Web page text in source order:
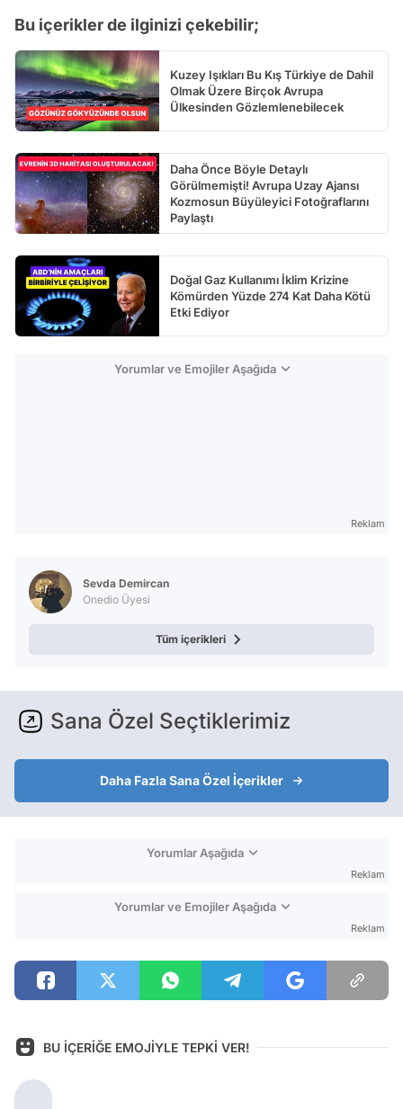
Bu içerikler de ilginizi çekebilir;
Kuzey Işıkları Bu Kış Türkiye de Dahil
Olmak Üzere Birçok Avrupa
Ülkesinden Gözlemlenebilecek
Daha Önce Böyle Detaylı
Görülmemişti! Avrupa Uzay Ajansı
Kozmosun Büyüleyici Fotoğraflarını
Paylaştı
Doğal Gaz Kullanımı İklim Krizine
Kömürden Yüzde 274 Kat Daha Kötü
Etki Ediyor
Yorumlar ve Emojiler Aşağıda
Reklam
Sevda Demircan
Onedio Üyesi
Tüm içerikleri
Sana Özel Seçtiklerimiz
Daha Fazla Sana Özel İçerikler
Yorumlar Aşağıda
Reklam
Yorumlar ve Emojiler Aşağıda
Reklam
BU İÇERİĞE EMOJİYLE TEPKİ VER!